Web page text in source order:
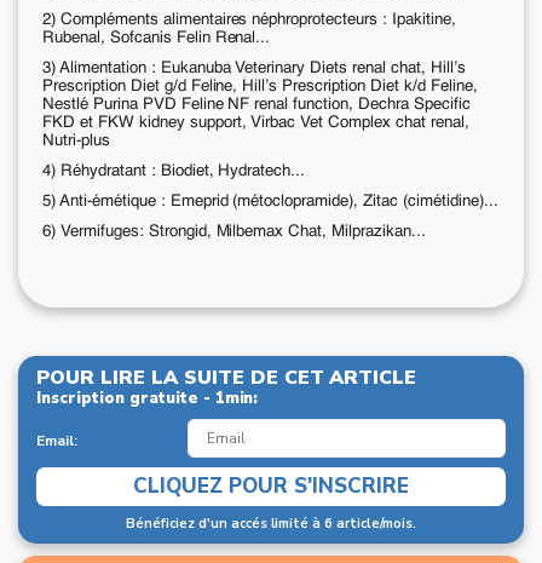
2) Compléments alimentaires néphroprotecteurs : Ipakitine,
Rubenal, Sofcanis Felin Renal...
3) Alimentation : Eukanuba Veterinary Diets renal chat, Hill’s
Prescription Diet g/d Feline, Hill’s Prescription Diet k/d Feline,
Nestlé Purina PVD Feline NF renal function, Dechra Specific
FKD et FKW kidney support, Virbac Vet Complex chat renal,
Nutri-plus
4) Réhydratant : Biodiet, Hydratech...
5) Anti-émétique : Emeprid (métoclopramide), Zitac (cimétidine)...
6) Vermifuges: Strongid, Milbemax Chat, Milprazikan...
POUR LIRE LA SUITE DE CET ARTICLE
Inscription gratuite - 1min:
Email:
CLIQUEZ POUR S'INSCRIRE
Bénéficiez d'un accés limité à 6 article/mois.